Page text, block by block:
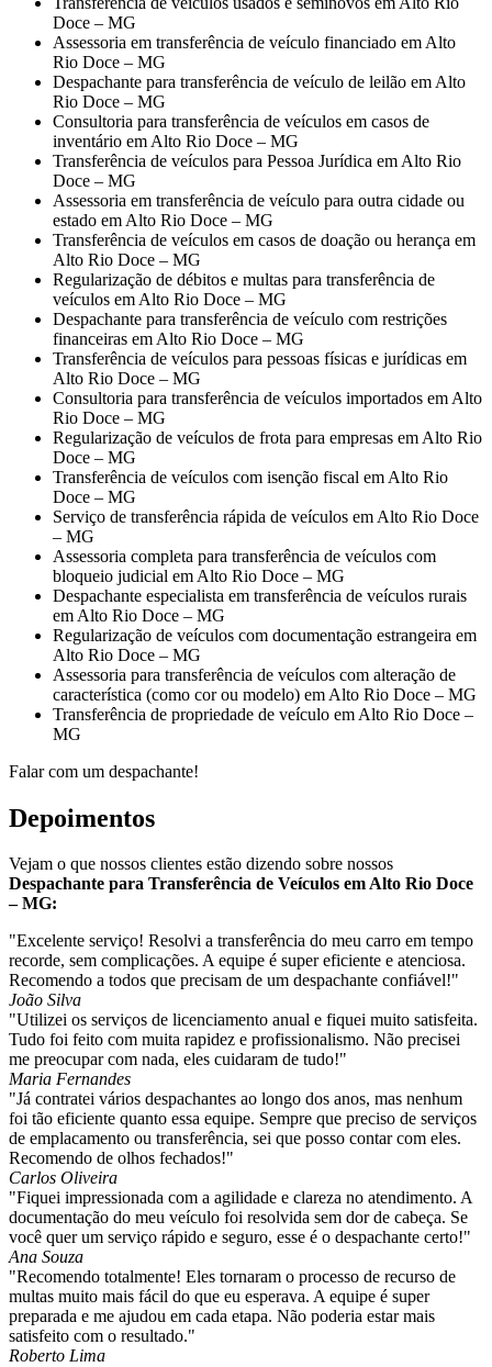
Doce – MG
Assessoria em transferência de veículo financiado em Alto
Rio Doce – MG
Despachante para transferência de veículo de leilão em Alto
Rio Doce – MG
Consultoria para transferência de veículos em casos de
inventário em Alto Rio Doce – MG
Transferência de veículos para Pessoa Jurídica em Alto Rio
Doce – MG
Assessoria em transferência de veículo para outra cidade ou
estado em Alto Rio Doce – MG
Transferência de veículos em casos de doação ou herança em
Alto Rio Doce – MG
Regularização de débitos e multas para transferência de
veículos em Alto Rio Doce – MG
Despachante para transferência de veículo com restrições
financeiras em Alto Rio Doce – MG
Transferência de veículos para pessoas físicas e jurídicas em
Alto Rio Doce – MG
Consultoria para transferência de veículos importados em Alto
Rio Doce – MG
Regularização de veículos de frota para empresas em Alto Rio
Doce – MG
Transferência de veículos com isenção fiscal em Alto Rio
Doce – MG
Serviço de transferência rápida de veículos em Alto Rio Doce
– MG
Assessoria completa para transferência de veículos com
bloqueio judicial em Alto Rio Doce – MG
Despachante especialista em transferência de veículos rurais
em Alto Rio Doce – MG
Regularização de veículos com documentação estrangeira em
Alto Rio Doce – MG
Assessoria para transferência de veículos com alteração de
característica (como cor ou modelo) em Alto Rio Doce – MG
Transferência de propriedade de veículo em Alto Rio Doce –
MG
Falar com um despachante!
Depoimentos
Vejam o que nossos clientes estão dizendo sobre nossos
Despachante para Transferência de Veículos em Alto Rio Doce
– MG:
"Excelente serviço! Resolvi a transferência do meu carro em tempo
recorde, sem complicações. A equipe é super eficiente e atenciosa.
Recomendo a todos que precisam de um despachante confiável!"
João Silva
"Utilizei os serviços de licenciamento anual e fiquei muito satisfeita.
Tudo foi feito com muita rapidez e profissionalismo. Não precisei
me preocupar com nada, eles cuidaram de tudo!"
Maria Fernandes
"Já contratei vários despachantes ao longo dos anos, mas nenhum
foi tão eficiente quanto essa equipe. Sempre que preciso de serviços
de emplacamento ou transferência, sei que posso contar com eles.
Recomendo de olhos fechados!"
Carlos Oliveira
"Fiquei impressionada com a agilidade e clareza no atendimento. A
documentação do meu veículo foi resolvida sem dor de cabeça. Se
você quer um serviço rápido e seguro, esse é o despachante certo!"
Ana Souza
"Recomendo totalmente! Eles tornaram o processo de recurso de
multas muito mais fácil do que eu esperava. A equipe é super
preparada e me ajudou em cada etapa. Não poderia estar mais
satisfeito com o resultado."
Roberto Lima